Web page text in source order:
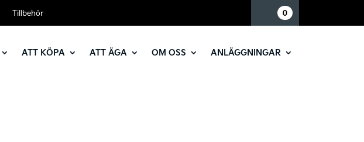
Tillbehör 0
ATT KÖPA ATT ÄGA OM OSS ANLÄGGNINGAR